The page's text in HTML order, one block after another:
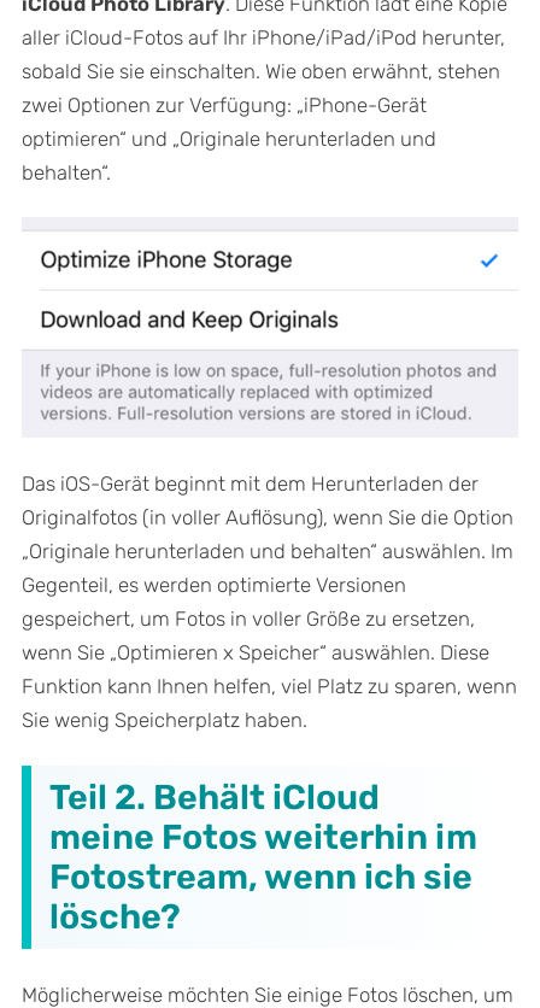
aller iCloud-Fotos auf Ihr iPhone/iPad/iPod herunter,
sobald Sie sie einschalten. Wie oben erwähnt, stehen
zwei Optionen zur Verfügung: „iPhone-Gerät
optimieren“ und „Originale herunterladen und
behalten“.
Das iOS-Gerät beginnt mit dem Herunterladen der
Originalfotos (in voller Auflösung), wenn Sie die Option
„Originale herunterladen und behalten“ auswählen. Im
Gegenteil, es werden optimierte Versionen
gespeichert, um Fotos in voller Größe zu ersetzen,
wenn Sie „Optimieren x Speicher“ auswählen. Diese
Funktion kann Ihnen helfen, viel Platz zu sparen, wenn
Sie wenig Speicherplatz haben.
Teil 2. Behält iCloud
meine Fotos weiterhin im
Fotostream, wenn ich sie
lösche?
Möglicherweise möchten Sie einige Fotos löschen, um